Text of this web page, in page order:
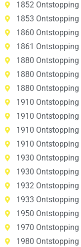
1852 Ontstopping
1853 Ontstopping
1860 Ontstopping
1861 Ontstopping
1880 Ontstopping
1880 Ontstopping
1880
1910
1910 Ontstopping
1910 Ontstopping
1910 Ontstopping
1930 Ontstopping
1930 Ontstopping
1932 Ontstopping
1933 Ontstopping
1950 Ontstopping
1970 Ontstopping
1980 Ontstopping